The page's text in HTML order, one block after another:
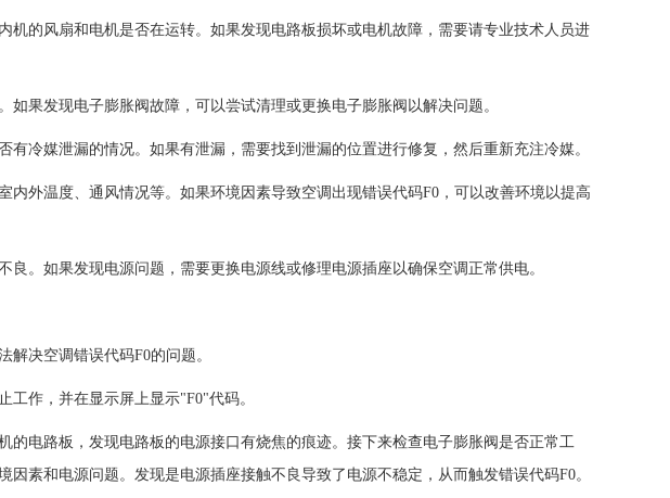
的风扇和电机是否在运转。如果发现电路板损坏或电机故障，需要请专业技术人员进
果发现电子膨胀阀故障，可以尝试清理或更换电子膨胀阀以解决问题。
媒泄漏的情况。如果有泄漏，需要找到泄漏的位置进行修复，然后重新充注冷媒。
外温度、通风情况等。如果环境因素导致空调出现错误代码F0，可以改善环境以提高
。如果发现电源问题，需要更换电源线或修理电源插座以确保空调正常供电。
决空调错误代码F0的问题。
作，并在显示屏上显示"F0"代码。
电路板，发现电路板的电源接口有烧焦的痕迹。接下来检查电子膨胀阀是否正常工
素和电源问题。发现是电源插座接触不良导致了电源不稳定，从而触发错误代码F0。